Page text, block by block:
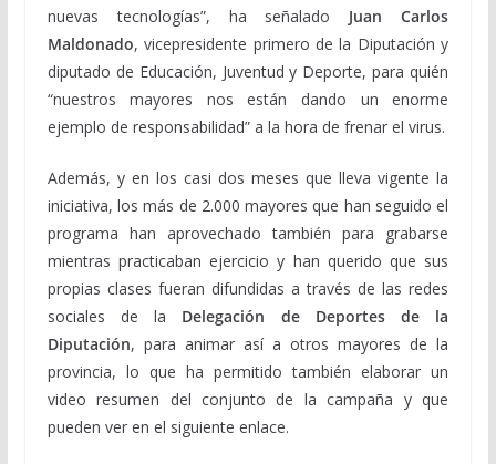
nuevas tecnologías”, ha señalado Juan Carlos
Maldonado, vicepresidente primero de la Diputación y
diputado de Educación, Juventud y Deporte, para quién
“nuestros mayores nos están dando un enorme
ejemplo de responsabilidad” a la hora de frenar el virus.
Además, y en los casi dos meses que lleva vigente la
iniciativa, los más de 2.000 mayores que han seguido el
programa han aprovechado también para grabarse
mientras practicaban ejercicio y han querido que sus
propias clases fueran difundidas a través de las redes
sociales de la Delegación de Deportes de la
Diputación, para animar así a otros mayores de la
provincia, lo que ha permitido también elaborar un
video resumen del conjunto de la campaña y que
pueden ver en el siguiente enlace.